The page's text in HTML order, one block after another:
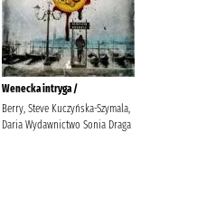
Wenecka intryga /
Berry, Steve Kuczyńska-Szymala,
Daria Wydawnictwo Sonia Draga